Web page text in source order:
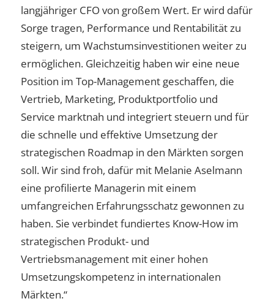
langjähriger CFO von großem Wert. Er wird dafür
Sorge tragen, Performance und Rentabilität zu
steigern, um Wachstumsinvestitionen weiter zu
ermöglichen. Gleichzeitig haben wir eine neue
Position im Top-Management geschaffen, die
Vertrieb, Marketing, Produktportfolio und
Service marktnah und integriert steuern und für
die schnelle und effektive Umsetzung der
strategischen Roadmap in den Märkten sorgen
soll. Wir sind froh, dafür mit Melanie Aselmann
eine profilierte Managerin mit einem
umfangreichen Erfahrungsschatz gewonnen zu
haben. Sie verbindet fundiertes Know-How im
strategischen Produkt- und
Vertriebsmanagement mit einer hohen
Umsetzungskompetenz in internationalen
Märkten.“